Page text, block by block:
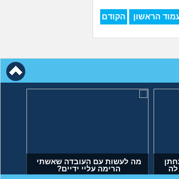
הקודם הראשון
לה